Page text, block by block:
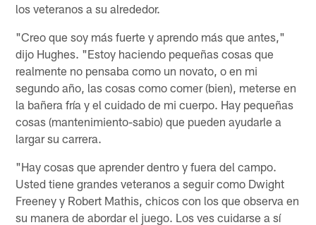
los veteranos a su alrededor.
"Creo que soy más fuerte y aprendo más que antes,"
dijo Hughes. "Estoy haciendo pequeñas cosas que
realmente no pensaba como un novato, o en mi
segundo año, las cosas como comer (bien), meterse en
la bañera fría y el cuidado de mi cuerpo. Hay pequeñas
cosas (mantenimiento-sabio) que pueden ayudarle a
largar su carrera.
"Hay cosas que aprender dentro y fuera del campo.
Usted tiene grandes veteranos a seguir como Dwight
Freeney y Robert Mathis, chicos con los que observa en
su manera de abordar el juego. Los ves cuidarse a sí